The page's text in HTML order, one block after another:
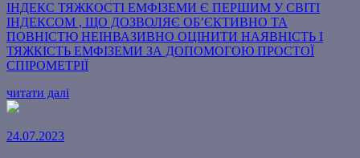
ІНДЕКС ТЯЖКОСТІ ЕМФІЗЕМИ Є ПЕРШИМ У СВІТІ
ІНДЕКСОМ , ЩО ДОЗВОЛЯЄ ОБ’ЄКТИВНО ТА
ПОВНІСТЮ НЕІНВАЗИВНО ОЦІНИТИ НАЯВНІСТЬ І
ТЯЖКІСТЬ ЕМФІЗЕМИ ЗА ДОПОМОГОЮ ПРОСТОЇ
СПІРОМЕТРІЇ
читати далі
24.07.2023